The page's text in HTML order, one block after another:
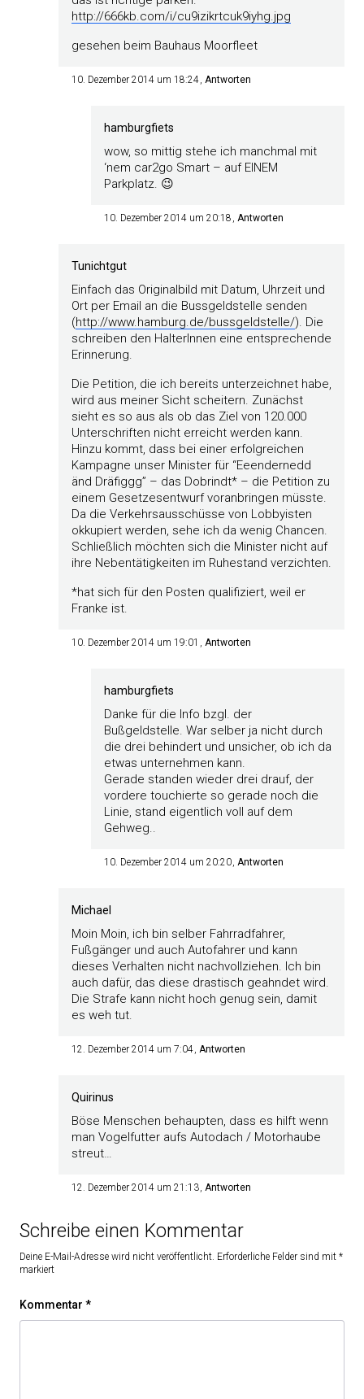
http://666kb.com/i/cu9izikrtcuk9iyhg.jpg
gesehen beim Bauhaus Moorfleet
10. Dezember 2014 um 18:24 Antworten
hamburgfiets
wow, so mittig stehe ich manchmal mit
‘nem car2go Smart – auf EINEM
Parkplatz. 😉
10. Dezember 2014 um 20:18 Antworten
Tunichtgut
Einfach das Originalbild mit Datum, Uhrzeit und
Ort per Email an die Bussgeldstelle senden
(http://www.hamburg.de/bussgeldstelle/). Die
schreiben den HalterInnen eine entsprechende
Erinnerung.
Die Petition, die ich bereits unterzeichnet habe,
wird aus meiner Sicht scheitern. Zunächst
sieht es so aus als ob das Ziel von 120.000
Unterschriften nicht erreicht werden kann.
Hinzu kommt, dass bei einer erfolgreichen
Kampagne unser Minister für “Eeendernedd
änd Dräfiggg” – das Dobrindt* – die Petition zu
einem Gesetzesentwurf voranbringen müsste.
Da die Verkehrsausschüsse von Lobbyisten
okkupiert werden, sehe ich da wenig Chancen.
Schließlich möchten sich die Minister nicht auf
ihre Nebentätigkeiten im Ruhestand verzichten.
*hat sich für den Posten qualifiziert, weil er
Franke ist.
10. Dezember 2014 um 19:01 Antworten
hamburgfiets
Danke für die Info bzgl. der
Bußgeldstelle. War selber ja nicht durch
die drei behindert und unsicher, ob ich da
etwas unternehmen kann.
Gerade standen wieder drei drauf, der
vordere touchierte so gerade noch die
Linie, stand eigentlich voll auf dem
Gehweg..
10. Dezember 2014 um 20:20 Antworten
Michael
Moin Moin, ich bin selber Fahrradfahrer,
Fußgänger und auch Autofahrer und kann
dieses Verhalten nicht nachvollziehen. Ich bin
auch dafür, das diese drastisch geahndet wird.
Die Strafe kann nicht hoch genug sein, damit
es weh tut.
12. Dezember 2014 um 7:04 Antworten
Quirinus
Böse Menschen behaupten, dass es hilft wenn
man Vogelfutter aufs Autodach / Motorhaube
streut…
12. Dezember 2014 um 21:13 Antworten
Schreibe einen Kommentar
Deine E-Mail-Adresse wird nicht veröffentlicht. Erforderliche Felder sind mit *
markiert
Kommentar *